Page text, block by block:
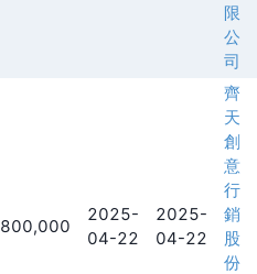
限
公
司
800,000
2025-
04-22
2025-
04-22
齊
天
創
意
行
銷
股
份